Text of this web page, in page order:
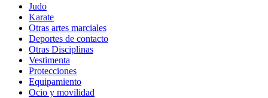
Judo
Karate
Otras artes marciales
Deportes de contacto
Otras Disciplinas
Vestimenta
Protecciones
Equipamiento
Ocio y movilidad